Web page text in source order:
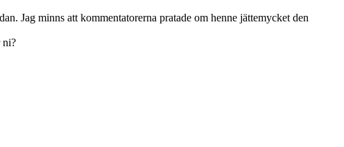
Jag minns att kommentatorerna pratade om henne jättemycket den
ni?